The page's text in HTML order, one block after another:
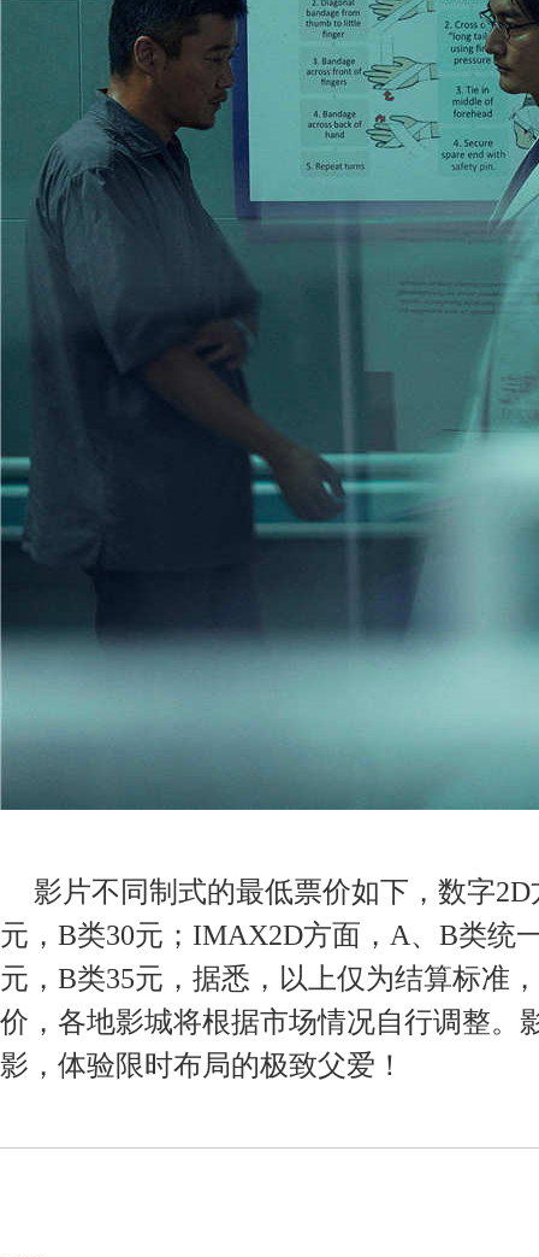
影片不同制式的最低票价如下，数字
元，B类30元； IMAX2D方面，A、B类统
元， B类35元，据悉，以上仅为结算标准
价，各地影城将根据市场情况自行调整。
影，体验限时布局的极致父爱！